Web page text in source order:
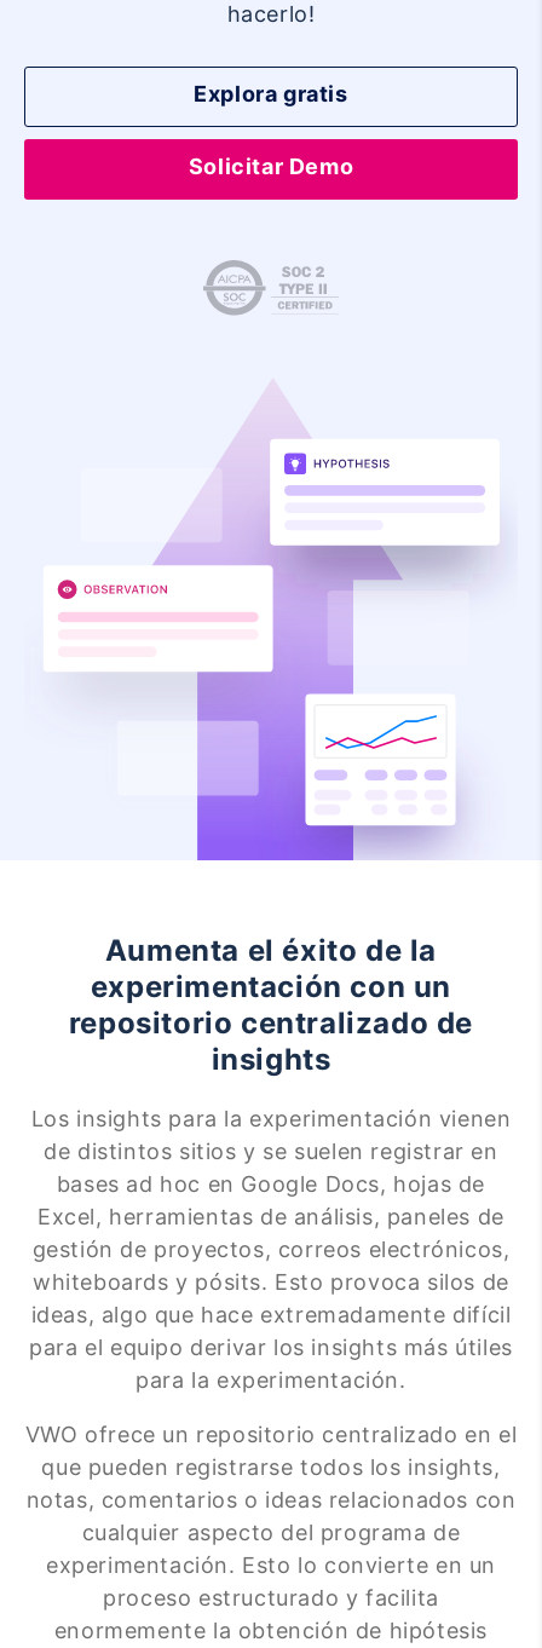
hacerlo!
Explora gratis
Solicitar Demo
Aumenta el éxito de la
experimentación con un
repositorio centralizado de
insights
Los insights para la experimentación vienen
de distintos sitios y se suelen registrar en
bases ad hoc en Google Docs, hojas de
Excel, herramientas de análisis, paneles de
gestión de proyectos, correos electrónicos,
whiteboards y pósits. Esto provoca silos de
ideas, algo que hace extremadamente difícil
para el equipo derivar los insights más útiles
para la experimentación.
VWO ofrece un repositorio centralizado en el
que pueden registrarse todos los insights,
notas, comentarios o ideas relacionados con
cualquier aspecto del programa de
experimentación. Esto lo convierte en un
proceso estructurado y facilita
enormemente la obtención de hipótesis